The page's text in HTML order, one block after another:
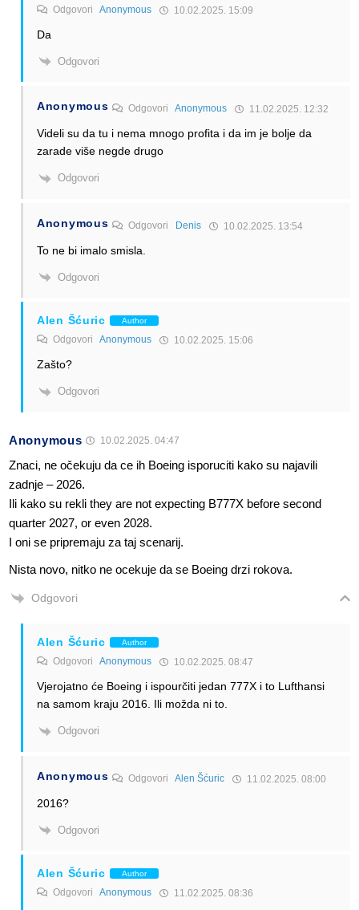
Odgovori Anonymous 10.02.2025. 15:09
Da
Odgovori
Anonymous OdgovoriAnonymous 11.02.2025. 12:32
Videli su da tu i nema mnogo profita i da im je bolje da
zarade više negde drugo
Odgovori
Anonymous Odgovori Denis 10.02.2025. 13:54
To ne bi imalo smisla.
Odgovori
Alen Šćuric Author
Odgovori Anonymous 10.02.2025. 15:06
Zašto?
Odgovori
Anonymous 10.02.2025. 04:47
Znaci, ne očekuju da ce ih Boeing isporuciti kako su najavili
zadnje – 2026.
Ili kako su rekli they are not expecting B777X before second
quarter 2027, or even 2028.
I oni se pripremaju za taj scenarij.
Nista novo, nitko ne ocekuje da se Boeing drzi rokova.
Odgovori
Alen Šćuric Author
Odgovori Anonymous 10.02.2025. 08:47
Vjerojatno će Boeing i ispourčiti jedan 777X i to Lufthansi
na samom kraju 2016. Ili možda ni to.
Odgovori
Anonymous OdgovoriAlen Šćuric 11.02.2025. 08:00
2016?
Odgovori
Alen Šćuric Author
Odgovori Anonymous 11.02.2025. 08:36